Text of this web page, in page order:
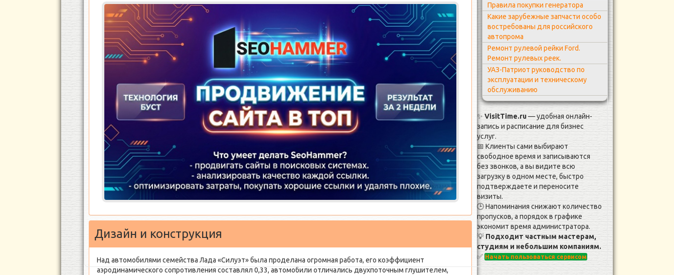
Реклама
Дизайн и конструкция
Над автомобилями семейства Лада «Силуэт» была проделана огромная работа, его коэффициент
аэродинамического сопротивления составлял 0,33, автомобили отличались двухпоточным глушителем,
Правила покупки генератора
Какие зарубежные запчасти особо
востребованы для российского
автопрома
Ремонт рулевой рейки Ford.
Ремонт рулевых реек.
УАЗ-Патриот руководство по
эксплуатации и техническому
обслуживанию
✨ VisitTime.ru— удобная онлайн-
запись и расписание для бизнес
услуг.
📅 Клиенты сами выбирают
свободное время и записываются
без звонков, а вы видите всю
загрузку в одном месте, быстро
подтверждаете и переносите
визиты.
🕒 Напоминания снижают количество
пропусков, а порядок в графике
экономит время администратора.
💡 Подходит частным мастерам,
студиям и небольшим компаниям.
✅ Начать пользоваться сервисом